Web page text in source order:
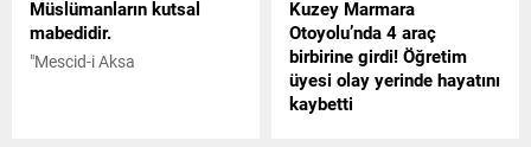
Müslümanların kutsal
mabedidir.
"Mescid-i Aksa
Kuzey Marmara
Otoyolu’nda 4 araç
birbirine girdi! Öğretim
üyesi olay yerinde hayatını
kaybetti